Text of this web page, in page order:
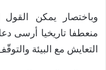
وباختصار يمكن
منعطفا تاريخيا أرسى
التعايش مع البيئة